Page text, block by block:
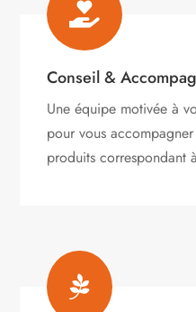

Conseil &
Une équipe motivée à
pour vous
produits correspondant
